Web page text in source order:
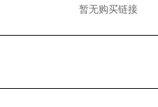
暂无购买链接